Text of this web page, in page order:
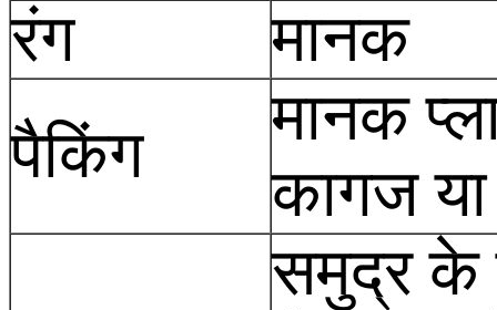
रंग
मानक
पैकिंग
मानक
कागज
समुद्र के